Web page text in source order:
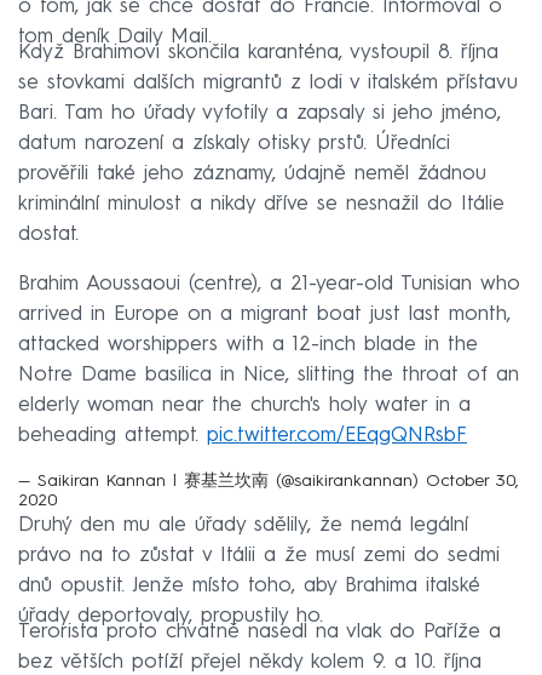
o tom, jak se chce dostat do Francie. Informoval o
tom deník Daily Mail.
Když Brahimovi skončila karanténa, vystoupil 8. října
se stovkami dalších migrantů z lodi v italském přístavu
Bari. Tam ho úřady vyfotily a zapsaly si jeho jméno,
datum narození a získaly otisky prstů. Úředníci
prověřili také jeho záznamy, údajně neměl žádnou
kriminální minulost a nikdy dříve se nesnažil do Itálie
dostat.
Brahim Aoussaoui (centre), a 21-year-old Tunisian who
arrived in Europe on a migrant boat just last month,
attacked worshippers with a 12-inch blade in the
Notre Dame basilica in Nice, slitting the throat of an
elderly woman near the church's holy water in a
beheading attempt. pic.twitter.com/EEqgQNRsbF
— Saikiran Kannan | 赛基兰坎南 (@saikirankannan) October 30,
2020
Druhý den mu ale úřady sdělily, že nemá legální
právo na to zůstat v Itálii a že musí zemi do sedmi
dnů opustit. Jenže místo toho, aby Brahima italské
úřady deportovaly, propustily ho.
Terorista proto chvatně nasedl na vlak do Paříže a
bez větších potíží přejel někdy kolem 9. a 10. října